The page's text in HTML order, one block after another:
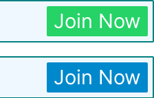
Join Now
Join Now